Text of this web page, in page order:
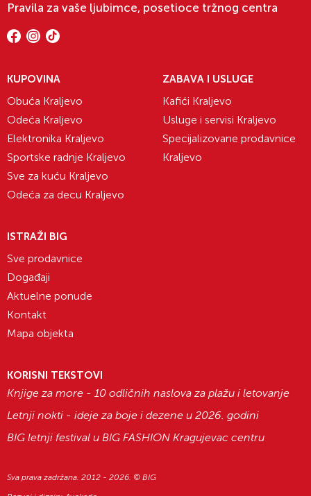
Pravila za vaše ljubimce, posetioce tržnog centra
KUPOVINA
Obuća Kraljevo
Odeća Kraljevo
Elektronika Kraljevo
Sportske radnje Kraljevo
Sve za kuću Kraljevo
Odeća za decu Kraljevo
ZABAVA I USLUGE
Kafići Kraljevo
Usluge i servisi Kraljevo
Specijalizovane prodavnice
Kraljevo
ISTRAŽI BIG
Sve prodavnice
Događaji
Aktuelne ponude
Kontakt
Mapa objekta
KORISNI TEKSTOVI
Knjige za more - 10 odličnih naslova za plažu i letovanje
Letnji nokti - ideje za boje i dezene u 2026. godini
BIG letnji festival u BIG FASHION Kragujevac centru
Sva prava zadržana. 2012 - 2026. © BIG